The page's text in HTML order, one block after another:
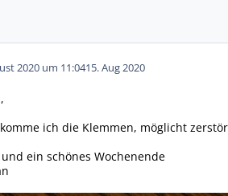
2020 um 11:0415. Aug 2020
ich die Klemmen, möglicht
und ein schönes Wochenende